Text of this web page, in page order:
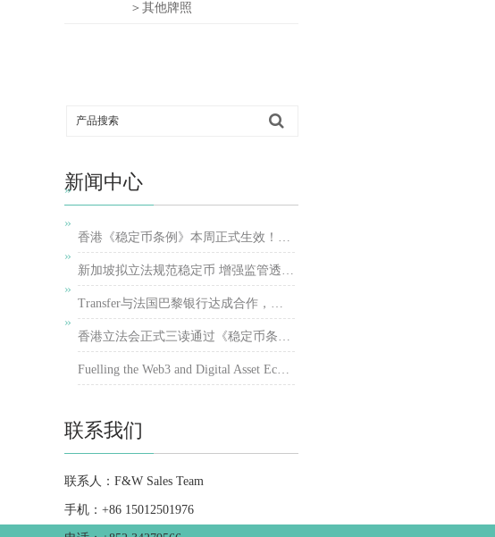
新闻中心
联系我们
联系人：F&W Sales Team
手机：+86 15012501976
»
»
»
»
»
香港《稳定币条例》本周正式生效！港股稳定币概念股再受追捧
新加坡拟立法规范稳定币 增强监管透明度和公众信心
Transfer与法国巴黎银行达成合作，携手推动跨境支付简化
香港立法会正式三读通过《稳定币条例草案》
Fuelling the Web3 and Digital Asset Ecosystem in Hong Kong
＞其他牌照